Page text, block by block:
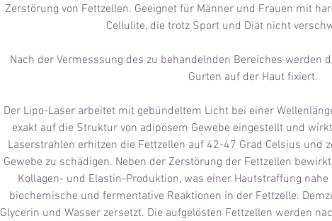
Zerstörung von Fettzellen. Geeignet für Männer und Frauen mit
Cellulite, die trotz Sport und Diät nicht
Nach der Vermesssung des zu behandelnden Bereiches werden
Gurten auf der Haut fixiert.
Der Lipo-Laser arbeitet mit gebündeltem Licht bei einer
exakt auf die Struktur von adipösem Gewebe eingestellt und
Laserstrahlen erhitzen die Fettzellen auf 42-47 Grad Celsius und
Gewebe zu schädigen. Neben der Zerstörung der Fettzellen
Kollagen- und Elastin-Produktion, was einer Hautstraffung
biochemische und fermentative Reaktionen in der Fettzelle.
Glycerin und Wasser zersetzt. Die aufgelösten Fettzellen werden